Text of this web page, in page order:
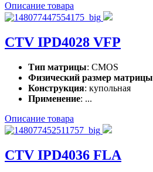
Описание товара
CTV IPD4028 VFP
Тип матрицы: CMOS
Физический размер матрицы
Конструкция: купольная
Применение: ...
Описание товара
CTV IPD4036 FLA